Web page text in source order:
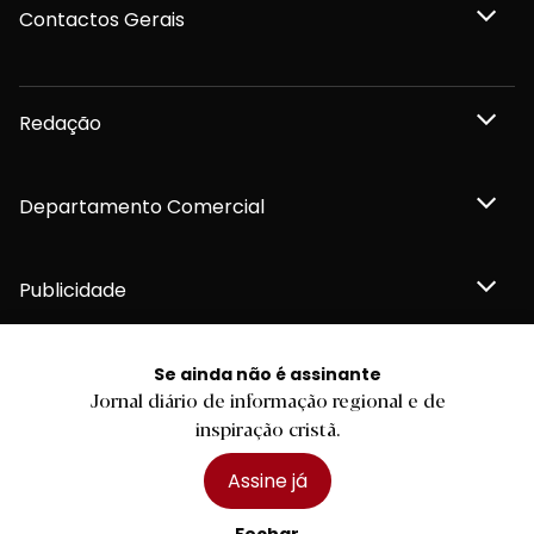
Se ainda não é assinante
Jornal diário de informação regional e de
inspiração cristã.
Assine já
Contactos Gerais
Redação
Departamento Comercial
Publicidade
Privacidade e Cookies
Declaração de compromisso FSC®
Política de Confidencialidade
2026 Diário do Minho, Lda. © Todos os direitos reservados